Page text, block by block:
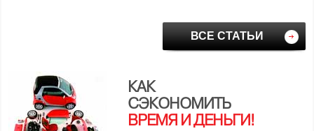
ВСЕ СТАТЬИ
КАК
СЭКОНОМИТЬ
ВРЕМЯ И ДЕНЬГИ!